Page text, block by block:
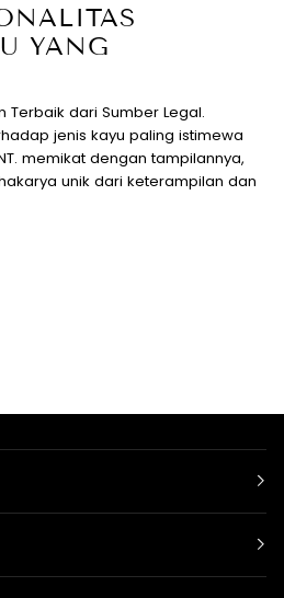
YANG
Terbaik dari Sumber Legal.
jenis kayu paling istimewa
memikat dengan tampilannya,
unik dari keterampilan dan